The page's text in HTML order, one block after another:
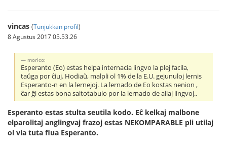
vincas (Tunjukkan profil)
8 Agustus 2017 05.53.26
morico:
Esperanto (Eo) estas helpa internacia lingvo la plej facila,
taŭga por ĉiuj. Hodiaŭ, malpli ol 1% de la E.U. gejunuloj lernis
Esperanto-n en la lernejoj. La lernado de Eo kostas nenion ,
ĉar ĝi estas bona saltotabulo por la lernado de aliaj lingvoj..
Esperanto estas stulta seutila kodo. Eĉ kelkaj malbone
elparolitaj anglingvaj frazoj estas NEKOMPARABLE pli utilaj
ol via tuta flua Esperanto.